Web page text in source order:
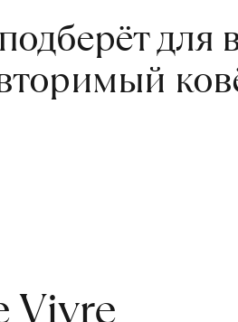
для
Vivre